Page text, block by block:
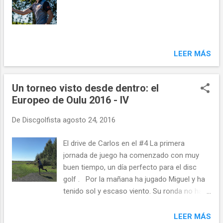
tocado en el borde de la canasta y ha
cuatro veces más, con lo que he anotado un
siete en el hoyo. Me he puesto
inmediatamente ha trabajar mentalmente
LEER MÁS
Un torneo visto desde dentro: el
Europeo de Oulu 2016 - IV
De Discgolfista agosto 24, 2016
El drive de Carlos en el #4 La primera
jornada de juego ha comenzado con muy
buen tiempo, un día perfecto para el disc
golf . Por la mañana ha jugado Miguel y ha
tenido sol y escaso viento. Su ronda no ha
los nervios, y ha anotado tres dobles bogeys
LEER MÁS